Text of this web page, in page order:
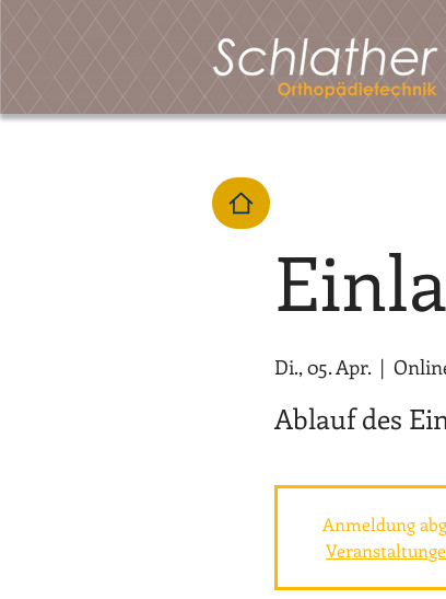
Di., 05. Apr.
  |
Ablauf des
Anmeldung